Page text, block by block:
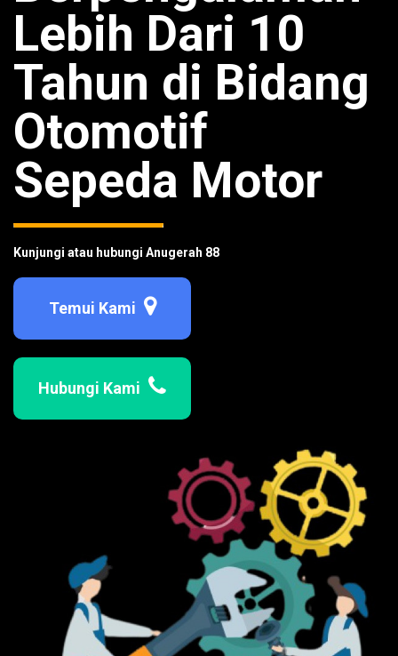
Lebih Dari 10
Tahun di Bidang
Otomotif
Sepeda Motor
Kunjungi atau hubungi Anugerah 88
Temui Kami
Hubungi Kami